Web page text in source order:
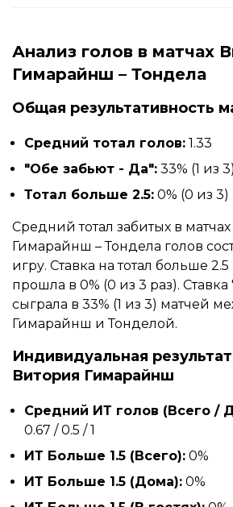
Анализ голов в матчах
Гимарайнш – Тондела
Общая результативность
Средний тотал голов: 1.33
"Обе забьют - Да": 33% (1 из 3)
Тотал больше 2.5: 0% (0 из 3)
Средний тотал забитых в
Гимарайнш – Тондела голов
игру. Ставка на тотал больше 2.5
прошла в 0% (0 из 3 раз).
сыграла в 33% (1 из 3) матчей
Гимарайнш и Тонделой.
Индивидуальная
Витория Гимарайнш
Средний ИТ голов (Всего /
0.67 / 0.5 / 1
ИТ Больше 1.5 (Всего): 0%
ИТ Больше 1.5 (Дома): 0%